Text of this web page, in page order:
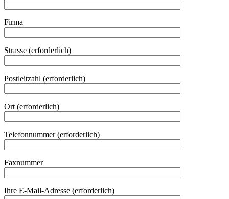
Firma
Strasse (erforderlich)
Postleitzahl (erforderlich)
Ort (erforderlich)
Telefonnummer (erforderlich)
Faxnummer
Ihre E-Mail-Adresse (erforderlich)